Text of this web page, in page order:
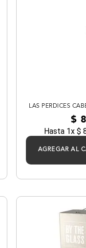
LAS PERDICES
$
Hasta 1x$
AGREGAR AL